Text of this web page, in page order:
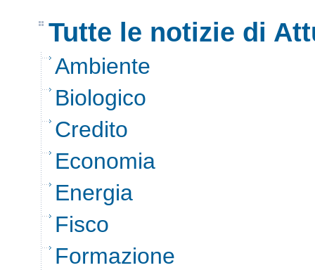
Tutte le notizie di
Ambiente
Biologico
Credito
Economia
Energia
Fisco
Formazione